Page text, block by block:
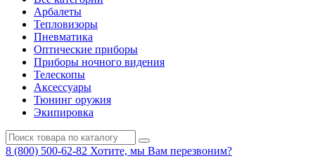
Арбалеты
Тепловизоры
Пневматика
Оптические приборы
Приборы ночного видения
Телескопы
Аксессуары
Тюнинг оружия
Экипировка
8 (800) 500-62-82 Хотите, мы Вам перезвоним?